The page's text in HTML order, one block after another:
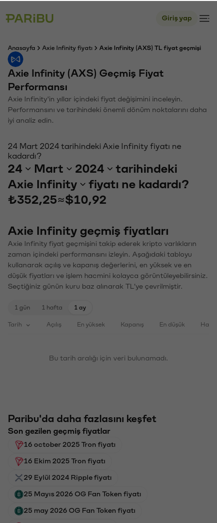
Giriş yap
Anasayfa Axie Infinity fiyatı Axie Infinity (AXS) TL fiyat geçmişi
Axie Infinity (AXS) Geçmiş Fiyat
Performansı
Axie Infinity'in yıllar içindeki fiyat değişimini inceleyin.
Performansını ve tarihindeki önemli dönüm noktalarını daha
iyi analiz edin.
24 Mart 2024 tarihindeki Axie Infinity fiyatı ne
kadardı?
24 Mart 2024
tarihindeki
Axie Infinity
fiyatı ne kadardı?
₺352,25≈$10,92
Axie Infinity geçmiş fiyatları
Axie Infinity fiyat geçmişini takip ederek kripto varlıkların
zaman içindeki performansını izleyin. Aşağıdaki tabloyu
kullanarak açılış ve kapanış değerlerini, en yüksek ve en
düşük fiyatları ve işlem hacmini kolayca görüntüleyebilirsiniz.
Seçtiğiniz günün kuru baz alınarak TL'ye çevrilmiştir.
1 gün 1 hafta 1 ay
Tarih Açılış En yüksek Kapanış En düşük
Bu tarih aralığı için veri bulunamadı.
Paribu'da daha fazlasını keşfet
Son gezilen geçmiş fiyatlar
16 october 2025 Tron fiyatı
16 Ekim 2025 Tron fiyatı
29 Eylül 2024 Ripple fiyatı
25 Mayıs 2026 OG Fan Token fiyatı
25 may 2026 OG Fan Token fiyatı